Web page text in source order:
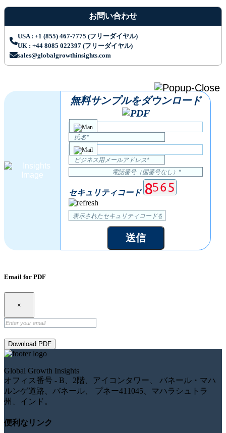
お問い合わせ
USA : +1 (855) 467-7775 (フリーダイヤル)
UK : +44 8085 022397 (フリーダイヤル)
sales@globalgrowthinsights.com
無料サンプルをダウンロード
セキュリティコード
送信
Email for PDF
×
Download PDF
Global Growth Insights
オフィス番号 - B、2階、アイコンタワー、 バネール・マハ
ルンゲ道路、バネール、 プネー411045、マハラシュトラ
州、インド。
便利なリンク